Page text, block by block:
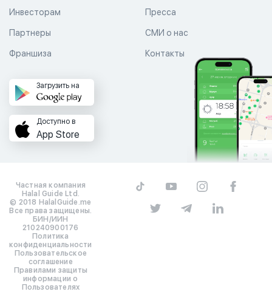
Пресса
СМИ о нас
Контакты
Инвесторам
Партнеры
Франшиза
Загрузить на
Доступно в
App Store
Частная компания
Halal Guide Ltd.
© 2018 HalalGuide.me
Все права защищены.
БИН/ИИН
210240900176
Политика
конфиденциальности
Пользовательское
соглашение
Правилами защиты
информации о
Пользователях